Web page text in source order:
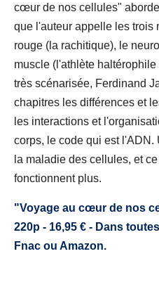
cœur de nos cellules"
que l'auteur appelle les trois
rouge (la rachitique), le
muscle (l'athlète
très scénarisée, Ferdinand
chapitres les différences et
les interactions et
corps, le code qui est l'ADN.
la maladie des cellules, et
fonctionnent plus.
"Voyage au cœur de nos
220p - 16,95 € - Dans
Fnac ou Amazon.